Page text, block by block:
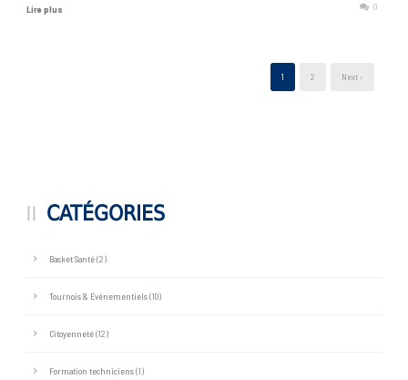
Lire plus 0
1 2 Next ›
CATÉGORIES
Basket Santé(2)
Tournois & Evénementiels(10)
Citoyenneté(12)
Formation techniciens(1)